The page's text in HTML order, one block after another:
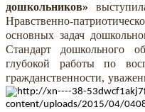
дошкольников»
Нравственно-
основных задач
Стандарт дошкольного
глубокой работы по
гражданственности,